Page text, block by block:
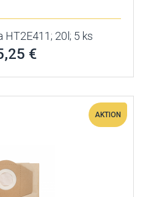
HT2E411; 20l; 5 ks
€
AKTION